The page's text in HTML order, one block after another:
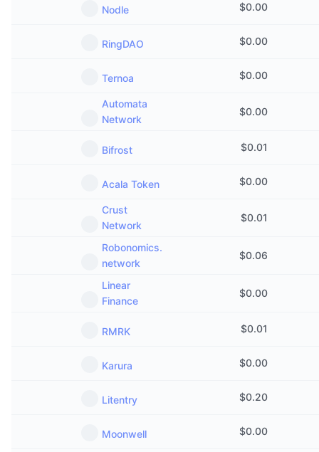
Technológia
Celkové štatistiky NFT
Nadchádzajúce predaje
Ethereum ETF
Diamantové odmeny
Nodle $0.00
RingDAO $0.00
Ternoa $0.00
Automata
Network
$0.00
Bifrost $0.01
Acala Token $0.00
Crust
Network
$0.01
Robonomics.
network
$0.06
Linear
Finance
$0.00
RMRK $0.01
Karura $0.00
Litentry $0.20
Moonwell $0.00